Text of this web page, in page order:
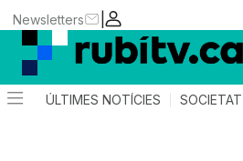
|
Newsletters
ÚLTIMES NOTÍCIES SOCIETAT